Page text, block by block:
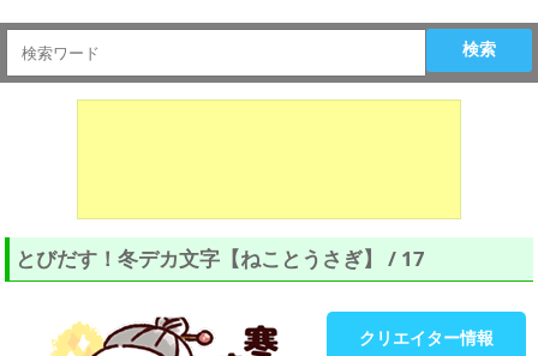
検索
とびだす！冬デカ文字【ねことうさぎ】 / 17
クリエイター情報